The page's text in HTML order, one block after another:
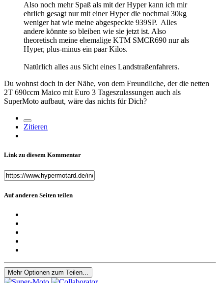
Also noch mehr Spaß als mit der Hyper kann ich mir
ehrlich gesagt nur mit einer Hyper die nochmal 30kg
weniger hat wie meine abgespeckte 939SP. Alles
andere könnte so bleiben wie sie jetzt ist. Also
theoretisch meine ehemalige KTM SMCR690 nur als
Hyper, plus-minus ein paar Kilos.
Natürlich alles aus Sicht eines Landstraßenfahrers.
Du wohnst doch in der Nähe, von dem Freundliche, der die netten
2T 690ccm Maico mit Euro 3 Tageszulassungen auch als
SuperMoto aufbaut, wäre das nichts für Dich?
Zitieren
Link zu diesem Kommentar
Auf anderen Seiten teilen
Mehr Optionen zum Teilen...